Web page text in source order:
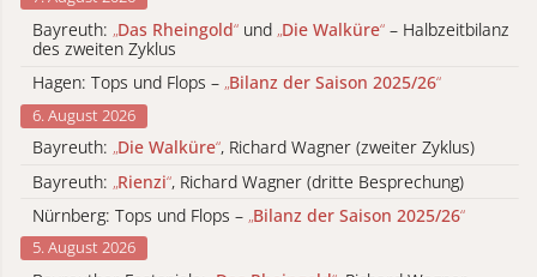
Bayreuth: „Das Rheingold“ und „Die Walküre“ – Halbzeitbilanz
des zweiten Zyklus
Hagen: Tops und Flops – „Bilanz der Saison 2025/26“
6. August 2026
Bayreuth: „Die Walküre“, Richard Wagner (zweiter Zyklus)
Bayreuth: „Rienzi“, Richard Wagner (dritte Besprechung)
Nürnberg: Tops und Flops – „Bilanz der Saison 2025/26“
5. August 2026